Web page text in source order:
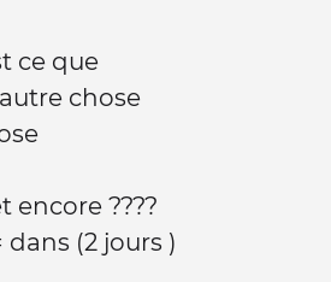
ce que
chose
encore ????
(2 jours )